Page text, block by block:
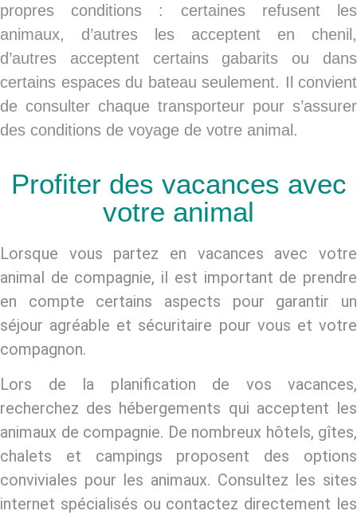
propres conditions : certaines refusent les
animaux, d’autres les acceptent en chenil,
d’autres acceptent certains gabarits ou dans
certains espaces du bateau seulement. Il convient
de consulter chaque transporteur pour s’assurer
des conditions de voyage de votre animal.
Profiter des vacances avec
votre animal
Lorsque vous partez en vacances avec votre
animal de compagnie, il est important de prendre
en compte certains aspects pour garantir un
séjour agréable et sécuritaire pour vous et votre
compagnon.
Lors de la planification de vos vacances,
recherchez des hébergements qui acceptent les
animaux de compagnie. De nombreux hôtels, gîtes,
chalets et campings proposent des options
conviviales pour les animaux. Consultez les sites
internet spécialisés ou contactez directement les